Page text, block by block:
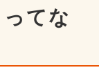
てな